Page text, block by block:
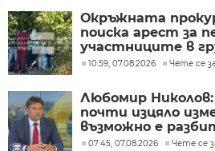
Окръжната
поиска арест за
участниците в
разбитата
10:59, 07.08.2026 Чете се
Любомир
почти изцяло
възможно е
лаборатория да е
07:45, 07.08.2026 Чете се